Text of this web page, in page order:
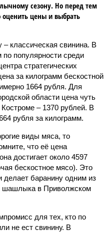
сезону. Но перед тем
оценить цены и выбрать
– классическая свинина. В
по популярности среди
стратегических
за килограмм бескостной
1664 рубля. Для
области цена чуть
– 1370 рублей. В
рубля за килограмм.
виды мяса, то
что её цена
достигает около 4597
бескостное мясо). Это
делает баранину одним из
шашлыка в Приволжском
для тех, кто по
не ест свинину. В